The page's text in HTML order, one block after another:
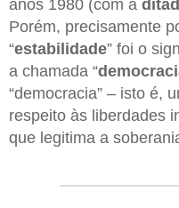
anos 1980 (com a
Porém, precisamente
“estabilidade” foi o
a chamada “
“democracia” – isto é,
respeito às liberdades
que legitima a